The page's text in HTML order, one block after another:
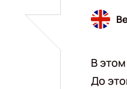
В
До